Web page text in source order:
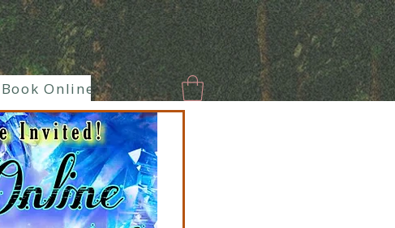
Book OnlineNew PageParanormalEnlaces